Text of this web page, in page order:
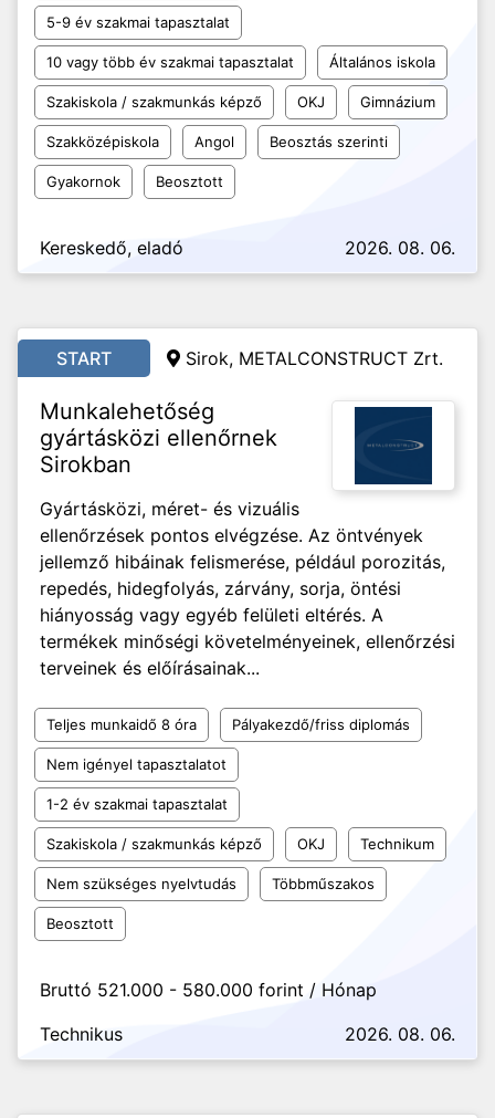
5-9 év szakmai tapasztalat
10 vagy több év szakmai tapasztalat Általános iskola
Szakiskola / szakmunkás képző OKJ Gimnázium
Szakközépiskola Angol Beosztás szerinti
Gyakornok Beosztott
Kereskedő, eladó 2026. 08. 06.
START Sirok, METALCONSTRUCT Zrt.
Munkalehetőség
gyártásközi ellenőrnek
Sirokban
Gyártásközi, méret- és vizuális
ellenőrzések pontos elvégzése. Az öntvények
jellemző hibáinak felismerése, például porozitás,
repedés, hidegfolyás, zárvány, sorja, öntési
hiányosság vagy egyéb felületi eltérés. A
termékek minőségi követelményeinek, ellenőrzési
terveinek és előírásainak...
Teljes munkaidő 8 óra Pályakezdő/friss diplomás
Nem igényel tapasztalatot
1-2 év szakmai tapasztalat
Szakiskola / szakmunkás képző OKJ Technikum
Nem szükséges nyelvtudás Többműszakos
Beosztott
Bruttó 521.000 - 580.000 forint / Hónap
Technikus
2026. 08. 06.